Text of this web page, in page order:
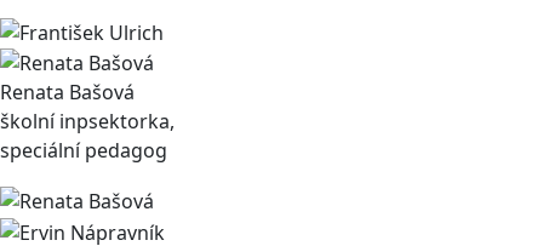
Renata Bašová
školní inpsektorka,
speciální pedagog